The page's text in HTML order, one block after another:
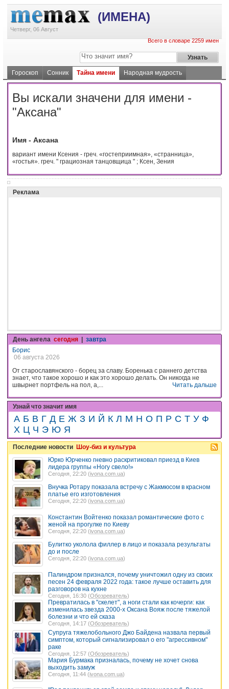
(ИМЕНА)
Четверг, 06 Август
Всего в словаре 2259 имен
Гороскоп Сонник Тайна имени Народная мудрость
Вы искали значени для имени -
"Аксана"
Имя - Аксана
вариант имени Ксения - греч. «гостеприимная», «странница»,
«гостья». греч. " грациозная танцовщица " ; Ксен, Зения
Реклама
День ангела сегодня | завтра
Борис
06 августа 2026
От старославянского - борец за славу. Боренька с раннего детства
знает, что такое хорошо и как это хорошо делать. Он никогда не
швырнет портфель на пол, а,...
Читать дальше
Узнай что значит имя
А Б В Г Д Е Ж З И Й К Л М Н О П Р С Т У Ф
Х Ц Ч Э Ю Я
Последние новости Шоу-биз и культура
Юрко Юрченко гневно раскритиковал приезд в Киев
лидера группы «Ногу свело!»
Сегодня, 22:20 (ivona.com.ua)
Внучка Ротару показала встречу с Жакмюсом в красном
платье его изготовления
Сегодня, 22:20 (ivona.com.ua)
Константин Войтенко показал романтические фото с
женой на прогулке по Киеву
Сегодня, 22:20 (ivona.com.ua)
Булитко уколола филлер в лицо и показала результаты
до и после
Сегодня, 22:20 (ivona.com.ua)
Палиндром признался, почему уничтожил одну из своих
песен 24 февраля 2022 года: такое лучше оставить для
разговоров на кухне
Сегодня, 16:30 (Обозреватель)
Превратилась в "скелет", а ноги стали как кочерги: как
изменилась звезда 2000-х Оксана Вояж после тяжелой
болезни и что ей сказа
Сегодня, 14:17 (Обозреватель)
Супруга тяжелобольного Джо Байдена назвала первый
симптом, который сигнализировал о его "агрессивном"
раке
Сегодня, 12:57 (Обозреватель)
Мария Бурмака призналась, почему не хочет снова
выходить замуж
Сегодня, 11:44 (ivona.com.ua)